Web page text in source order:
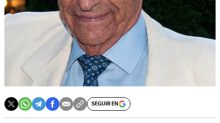
SEGUIR EN